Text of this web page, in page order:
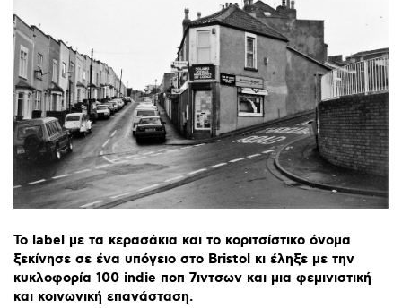
To label με τα κερασάκια και το κοριτσίστικο όνομα
ξεκίνησε σε ένα υπόγειο στο Bristol κι έληξε με την
κυκλοφορία 100 indie ποπ 7ιντσων και μια φεμινιστική
και κοινωνική επανάσταση.